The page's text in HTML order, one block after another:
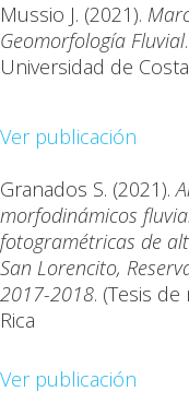
Mussio J. (2021).
Geomorfología Fluvial
Universidad de Costa
Ver publicación
Granados S. (2021).
morfodinámicos
fotogramétricas de
San Lorencito,
2017-2018. (Tesis
Rica
Ver publicación